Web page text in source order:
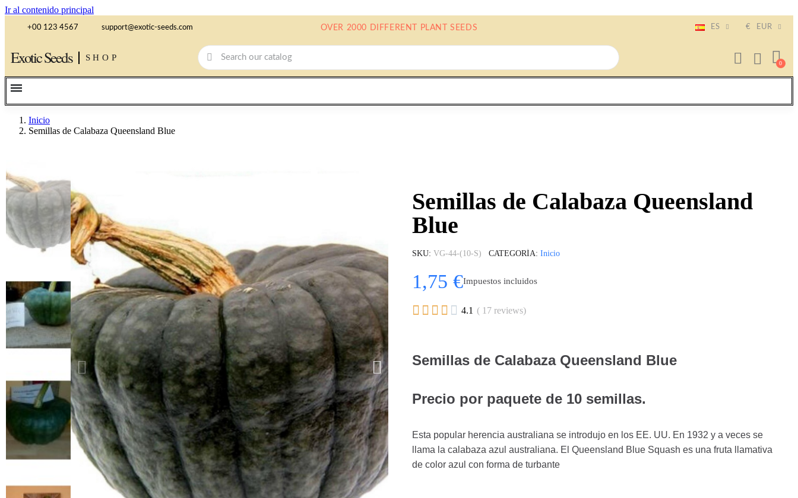
Ir al contenido principal
+00 123 4567 support@exotic-seeds.com OVER 2000 DIFFERENT PLANT SEEDS ES € EUR
Exotic Seeds SHOP
Inicio
Semillas de Calabaza Queensland Blue
Semillas de Calabaza Queensland
Blue
SKU VG-44-(10-S) CATEGORÍA Inicio
1,75 €Impuestos incluidos
     4.1 ( 17 reviews)
Semillas de Calabaza Queensland Blue
Precio por paquete de 10 semillas.
Esta popular herencia australiana se introdujo en los EE. UU. En 1932 y a veces se
llama la calabaza azul australiana. El Queensland Blue Squash es una fruta llamativa
de color azul con forma de turbante